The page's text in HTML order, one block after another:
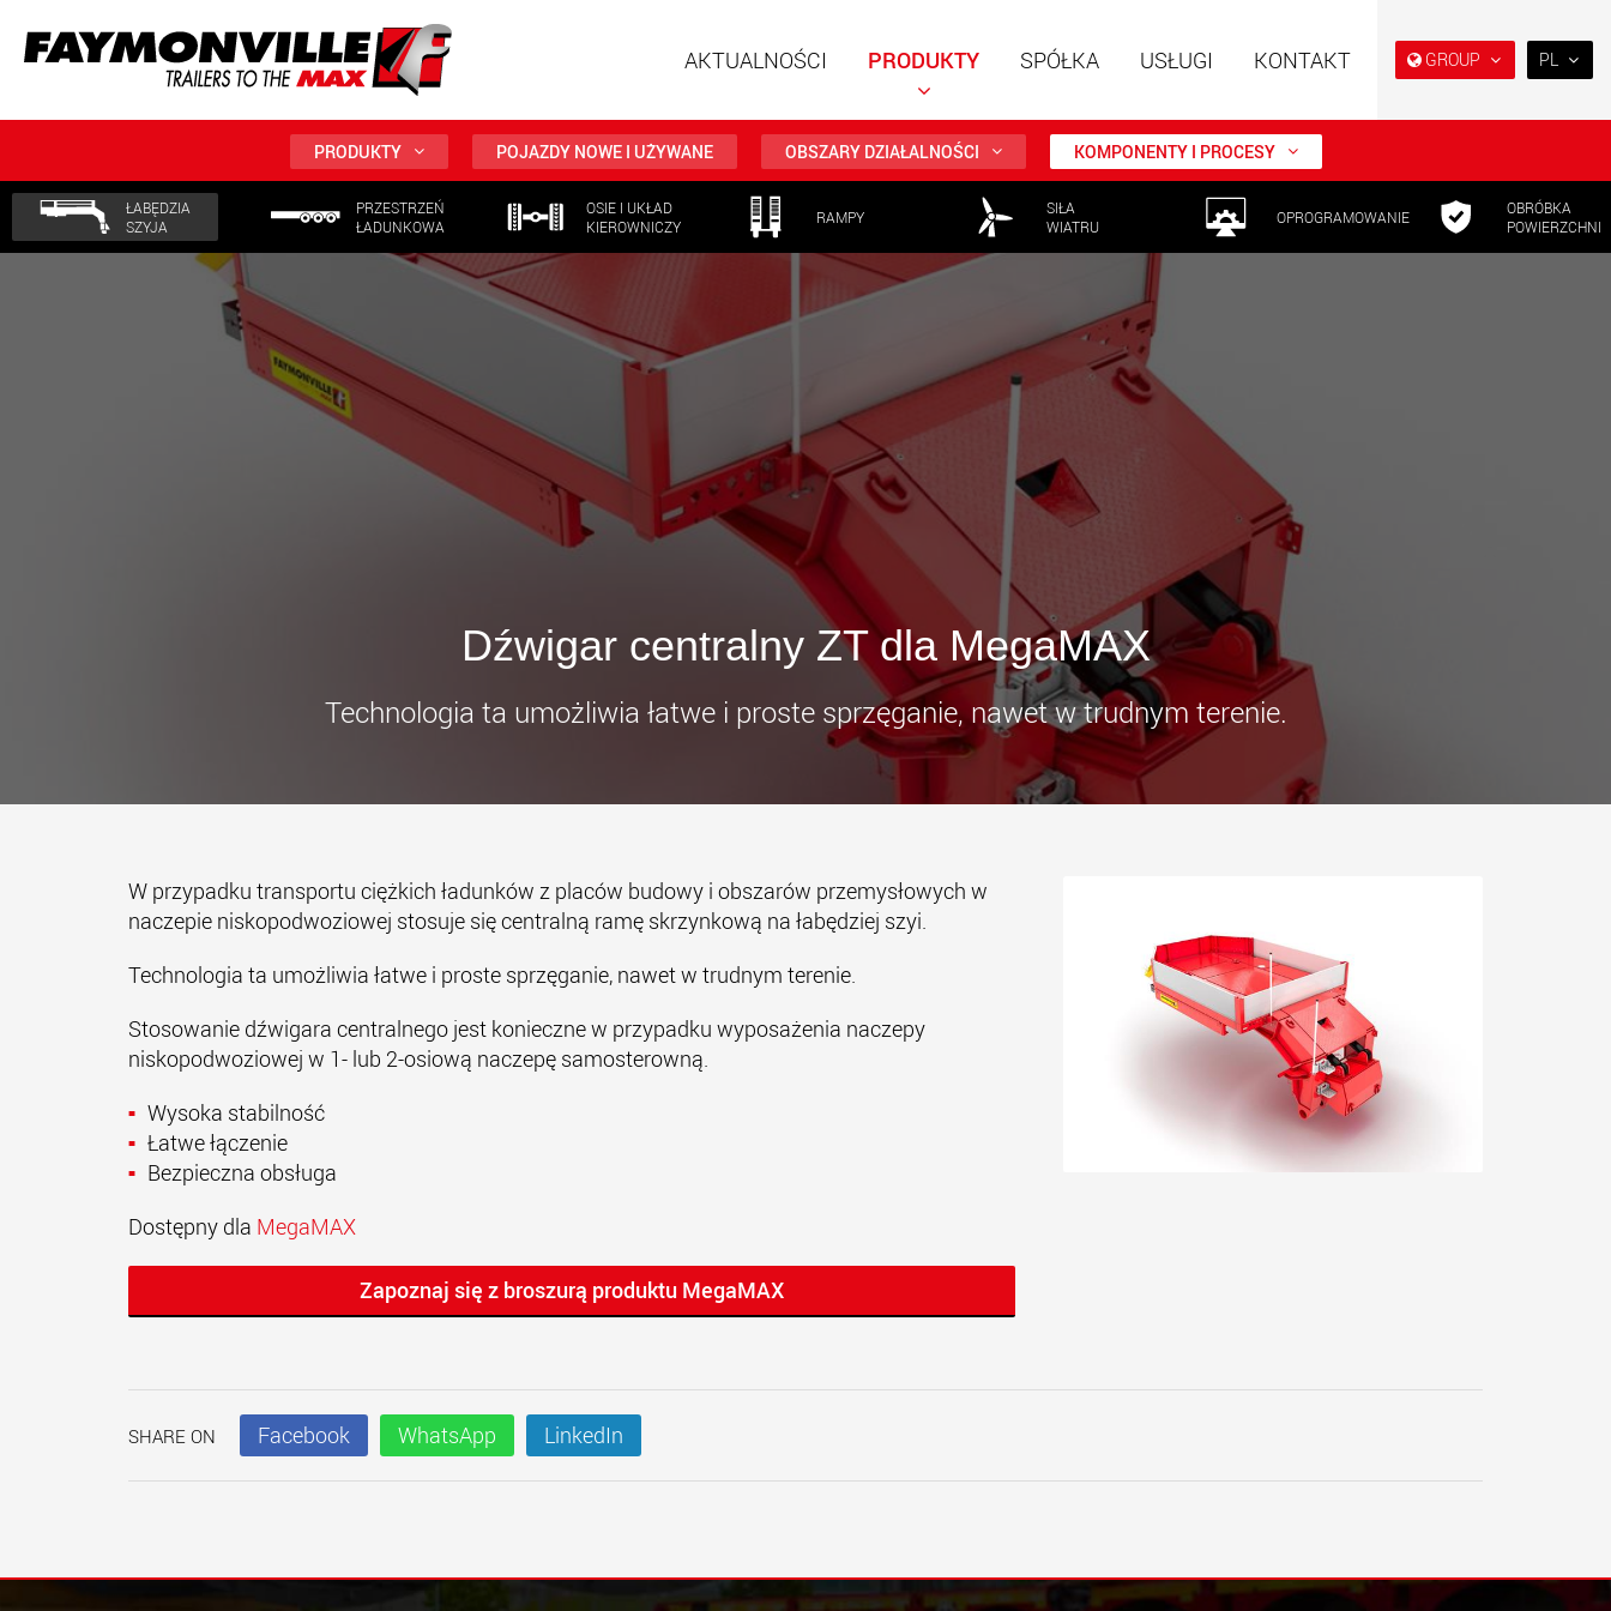
GROUP
Naczepy specjalne o
modułowej konstrukcji do
ładunków od 15 t do 123 t
www.maxtrailer.eu
Naczepy specjalne,
Naczepy specjalne do
ładunków od 20 t do 500 t
www.faymonville.com
transportowe do lżejszych
klas ładunków w USA
www.morello.us.com
SPMT oraz pojazdy
przemysłowe do ładunków
do 25 000 t i więcej
PL
NL
IT
AKTUALNOŚCI PRODUKTY SPÓŁKA USŁUGI KONTAKT
PRODUKTY POJAZDY NOWE I UŻYWANE OBSZARY DZIAŁALNOŚCI KOMPONENTY I PROCESY
ŁABĘDZIA
SZYJA
PRZESTRZEŃ
ŁADUNKOWA
OSIE I UKŁAD
KIEROWNICZY
RAMPY
SIŁA
WIATRU
OPROGRAMOWANIE
OBRÓBKA
POWIERZCHNI
Dźwigar centralny ZT dla MegaMAX
Technologia ta umożliwia łatwe i proste sprzęganie, nawet w trudnym terenie.
W przypadku transportu ciężkich ładunków z placów budowy i obszarów przemysłowych w
naczepie niskopodwoziowej stosuje się centralną ramę skrzynkową na łabędziej szyi.
Technologia ta umożliwia łatwe i proste sprzęganie, nawet w trudnym terenie.
Stosowanie dźwigara centralnego jest konieczne w przypadku wyposażenia naczepy
niskopodwoziowej w 1- lub 2-osiową naczepę samosterowną.
Wysoka stabilność
Łatwe łączenie
Bezpieczna obsługa
Dostępny dla MegaMAX
Zapoznaj się z broszurą produktu MegaMAX
SHARE ON Facebook WhatsApp LinkedIn